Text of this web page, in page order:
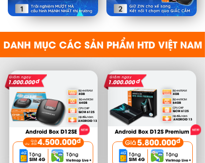
DANH MỤC CÁC SẢN PHẨM HTD VIỆT NAM
Android Box D12SE
4.500.000đ
Giá
ưu đãi
Tặng
Vietmap Live+
Tặng
SIM 4G
Giảm ngay
1.000.000đ
ANDROID 13
Hệ điều hành
QCM 6125
CPU CHIP
4GB
Bộ nhớ RAM
64GB
Bộ nhớ ROM
Android Box D12S Premium
5.800.000đ
Giá
ưu
đãi Tặng
Vietmap Live+
Tặng
SIM 4G
Giảm ngay
1.000.000đ
ANDROID 13
Hệ điều hành
4GB
Bộ nhớ RAM
64GB
Bộ nhớ ROM
QCM 6125
CPU CHIP